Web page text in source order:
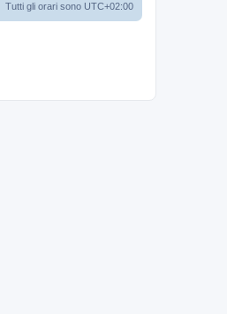
Tutti gli orari sono UTC+02:00